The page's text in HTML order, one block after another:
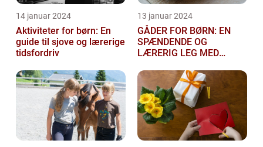
14 januar 2024
Aktiviteter for børn: En
guide til sjove og lærerige
tidsfordriv
13 januar 2024
GÅDER FOR BØRN: EN
SPÆNDENDE OG
LÆRERIG LEG MED